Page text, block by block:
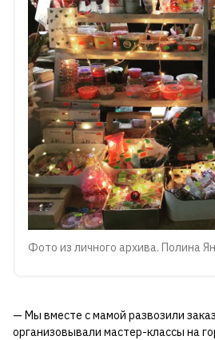
Фото из личного архива. Полина
— Мы вместе с мамой развозили
организовывали мастер-классы на